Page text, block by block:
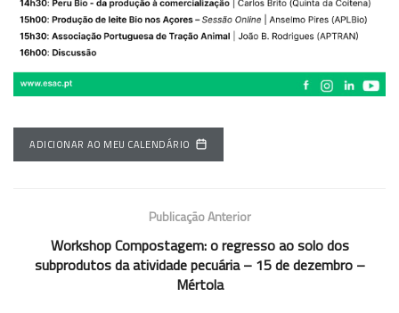
ADICIONAR AO MEU CALENDÁRIO
Publicação Anterior
Workshop Compostagem: o regresso ao solo dos
subprodutos da atividade pecuária – 15 de dezembro –
Mértola